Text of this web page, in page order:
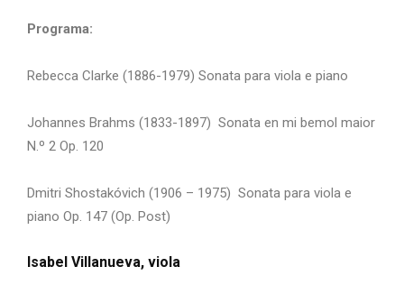
Programa:
Rebecca Clarke (1886-1979) Sonata para viola e piano
Johannes Brahms (1833-1897) Sonata en mi bemol maior
N.º 2 Op. 120
Dmitri Shostakóvich (1906 – 1975) Sonata para viola e
piano Op. 147 (Op. Post)
Isabel Villanueva, viola